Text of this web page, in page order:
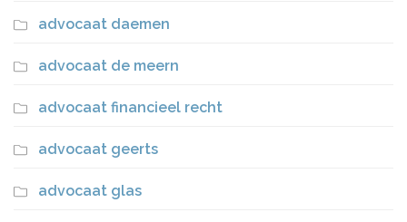
advocaat daemen
advocaat de meern
advocaat financieel recht
advocaat geerts
advocaat glas